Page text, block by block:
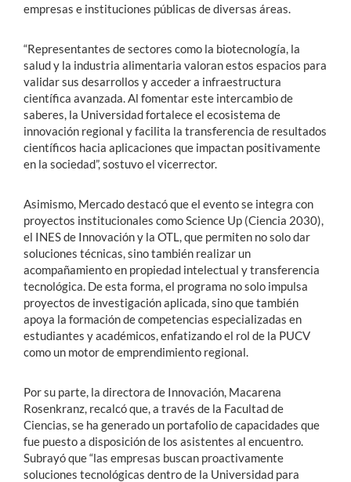
empresas e instituciones públicas de diversas áreas.
“Representantes de sectores como la biotecnología, la
salud y la industria alimentaria valoran estos espacios para
validar sus desarrollos y acceder a infraestructura
científica avanzada. Al fomentar este intercambio de
saberes, la Universidad fortalece el ecosistema de
innovación regional y facilita la transferencia de resultados
científicos hacia aplicaciones que impactan positivamente
en la sociedad”, sostuvo el vicerrector.
Asimismo, Mercado destacó que el evento se integra con
proyectos institucionales como Science Up (Ciencia 2030),
el INES de Innovación y la OTL, que permiten no solo dar
soluciones técnicas, sino también realizar un
acompañamiento en propiedad intelectual y transferencia
tecnológica. De esta forma, el programa no solo impulsa
proyectos de investigación aplicada, sino que también
apoya la formación de competencias especializadas en
estudiantes y académicos, enfatizando el rol de la PUCV
como un motor de emprendimiento regional.
Por su parte, la directora de Innovación, Macarena
Rosenkranz, recalcó que, a través de la Facultad de
Ciencias, se ha generado un portafolio de capacidades que
fue puesto a disposición de los asistentes al encuentro.
Subrayó que “las empresas buscan proactivamente
soluciones tecnológicas dentro de la Universidad para